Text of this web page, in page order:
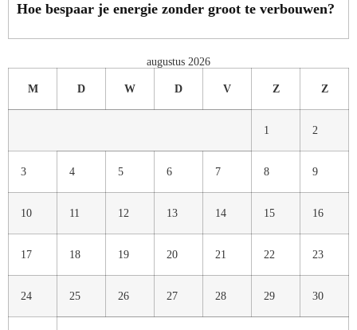
Hoe bespaar je energie zonder groot te verbouwen?
augustus 2026
M D W D V Z Z
1 2
3 4 5 6 7 8 9
10 11 12 13 14 15 16
17 18 19 20 21 22 23
24 25 26 27 28 29 30